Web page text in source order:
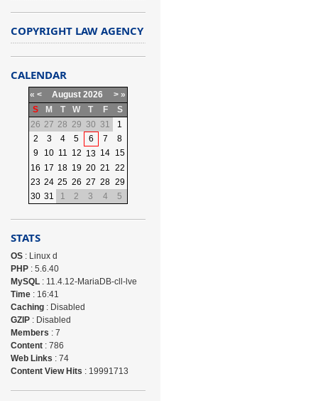
COPYRIGHT LAW AGENCY
CALENDAR
« < August 2026 > »
S
M T W T F
S
26 27 28 29 30 31
1
2
3 4 5 6 7
8
9
10 11 12 13 14 15
16 17 18 19 20 21 22
23 24 25 26 27 28 29
30 31 1 2 3 4 5
STATS
OS: Linux d
PHP: 5.6.40
MySQL: 11.4.12-MariaDB-cll-lve
Time: 16:41
Caching: Disabled
GZIP: Disabled
Members : 7
Content: 786
Web Links : 74
Content View Hits : 19991713